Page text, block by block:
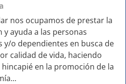
nos ocupamos de prestar la
y ayuda a las personas
y/o dependientes en busca de
calidad de vida, haciendo
hincapié en la promoción de la